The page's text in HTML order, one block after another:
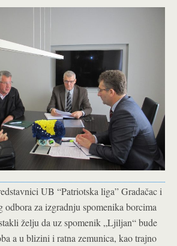
UB “Patriotska liga” Gradačac i
odbora za izgradnju spomenika borcima
želju da uz spomenik „Ljiljan“ bude
a u blizini i ratna zemunica, kao trajno